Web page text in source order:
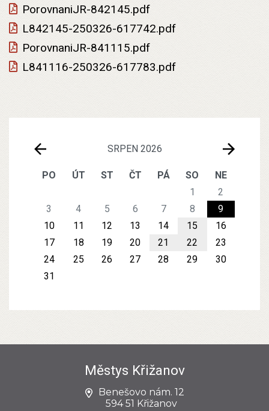
SRPEN 2026
PO ÚT ST ČT PÁ SO
NE
1
2
3
4 5 6 7 8
9
10
11 12 13 14 15
16
17
18 19 20 21 22
23
24
25 26 27 28 29
30
31
PorovnaniJR-842145.pdf
L842145-250326-617742.pdf
PorovnaniJR-841115.pdf
L841116-250326-617783.pdf
Městys Křižanov
Benešovo nám. 12
594 51 Křižanov